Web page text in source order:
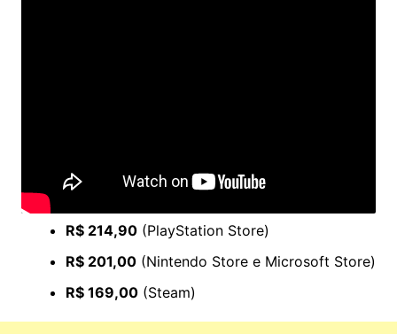
R$ 214,90(PlayStation Store)
R$ 201,00(Nintendo Store e Microsoft Store)
R$ 169,00(Steam)